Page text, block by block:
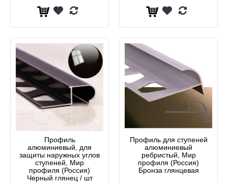
Профиль
алюминиевый, для
защиты наружных углов
ступеней, Мир
профиля (Россия)
Черный глянец / шт
Профиль для ступеней
алюминиевый
ребристый, Мир
профиля (Россия)
Бронза глянцевая